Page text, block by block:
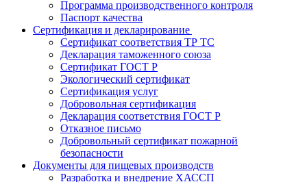
Программа производственного контроля
Паспорт качества
Сертификация и декларирование
Сертификат соответствия ТР ТС
Декларация таможенного союза
Сертификат ГОСТ Р
Экологический сертификат
Сертификация услуг
Добровольная сертификация
Декларация соответствия ГОСТ Р
Отказное письмо
Добровольный сертификат пожарной
безопасности
Документы для пищевых производств
Разработка и внедрение ХАССП